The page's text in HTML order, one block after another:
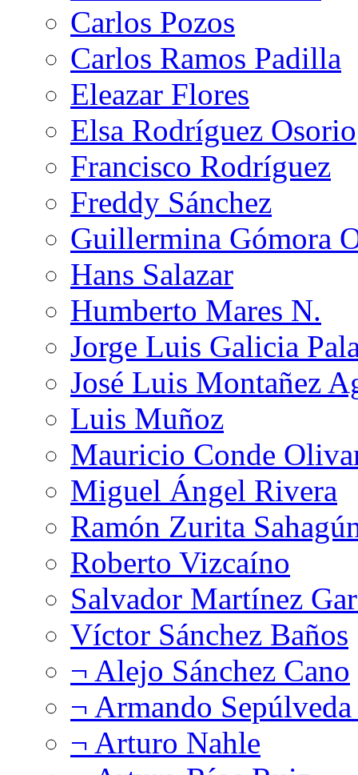
Carlos Pozos
Carlos Ramos Padilla
Eleazar Flores
Elsa Rodríguez Osorio
Francisco Rodríguez
Freddy Sánchez
Guillermina Gómora
Hans Salazar
Humberto Mares N.
Jorge Luis Galicia
José Luis Montañez
Luis Muñoz
Mauricio Conde
Miguel Ángel Rivera
Ramón Zurita
Roberto Vizcaíno
Salvador Martínez
Víctor Sánchez Baños
¬ Alejo Sánchez Cano
¬ Armando
¬ Arturo Nahle